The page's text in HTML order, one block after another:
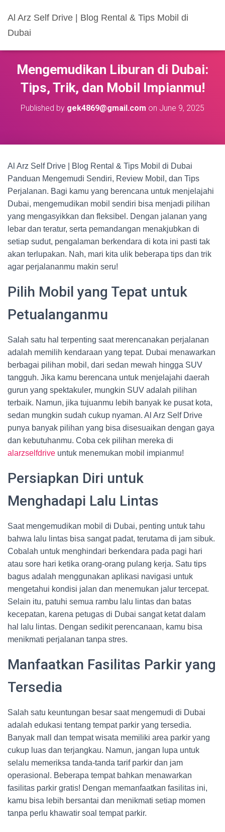
Al Arz Self Drive | Blog Rental & Tips Mobil di
Dubai
Mengemudikan Liburan di Dubai:
Tips, Trik, dan Mobil Impianmu!
Published by gek4869@gmail.com on June 9, 2025
Al Arz Self Drive | Blog Rental & Tips Mobil di Dubai
Panduan Mengemudi Sendiri, Review Mobil, dan Tips
Perjalanan. Bagi kamu yang berencana untuk menjelajahi
Dubai, mengemudikan mobil sendiri bisa menjadi pilihan
yang mengasyikkan dan fleksibel. Dengan jalanan yang
lebar dan teratur, serta pemandangan menakjubkan di
setiap sudut, pengalaman berkendara di kota ini pasti tak
akan terlupakan. Nah, mari kita ulik beberapa tips dan trik
agar perjalananmu makin seru!
Pilih Mobil yang Tepat untuk
Petualanganmu
Salah satu hal terpenting saat merencanakan perjalanan
adalah memilih kendaraan yang tepat. Dubai menawarkan
berbagai pilihan mobil, dari sedan mewah hingga SUV
tangguh. Jika kamu berencana untuk menjelajahi daerah
gurun yang spektakuler, mungkin SUV adalah pilihan
terbaik. Namun, jika tujuanmu lebih banyak ke pusat kota,
sedan mungkin sudah cukup nyaman. Al Arz Self Drive
punya banyak pilihan yang bisa disesuaikan dengan gaya
dan kebutuhanmu. Coba cek pilihan mereka di
alarzselfdrive untuk menemukan mobil impianmu!
Persiapkan Diri untuk
Menghadapi Lalu Lintas
Saat mengemudikan mobil di Dubai, penting untuk tahu
bahwa lalu lintas bisa sangat padat, terutama di jam sibuk.
Cobalah untuk menghindari berkendara pada pagi hari
atau sore hari ketika orang-orang pulang kerja. Satu tips
bagus adalah menggunakan aplikasi navigasi untuk
mengetahui kondisi jalan dan menemukan jalur tercepat.
Selain itu, patuhi semua rambu lalu lintas dan batas
kecepatan, karena petugas di Dubai sangat ketat dalam
hal lalu lintas. Dengan sedikit perencanaan, kamu bisa
menikmati perjalanan tanpa stres.
Manfaatkan Fasilitas Parkir yang
Tersedia
Salah satu keuntungan besar saat mengemudi di Dubai
adalah edukasi tentang tempat parkir yang tersedia.
Banyak mall dan tempat wisata memiliki area parkir yang
cukup luas dan terjangkau. Namun, jangan lupa untuk
selalu memeriksa tanda-tanda tarif parkir dan jam
operasional. Beberapa tempat bahkan menawarkan
fasilitas parkir gratis! Dengan memanfaatkan fasilitas ini,
kamu bisa lebih bersantai dan menikmati setiap momen
tanpa perlu khawatir soal tempat parkir.